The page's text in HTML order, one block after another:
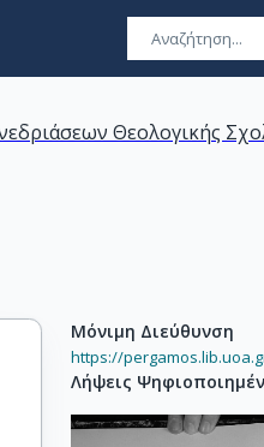
Θεολογικής
Μόνιμη Διεύθυνση
https://
Λήψεις